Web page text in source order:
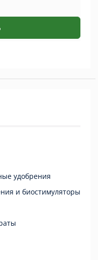
удобрения
и биостимуляторы